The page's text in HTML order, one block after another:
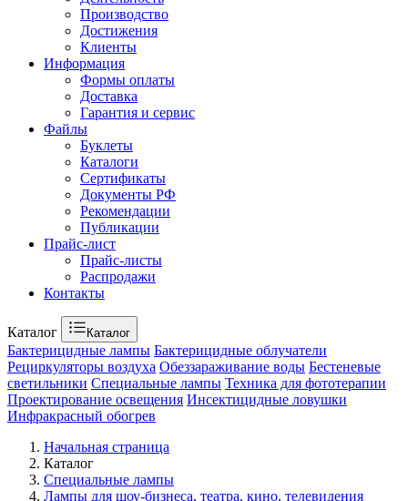
Производство
Достижения
Клиенты
Информация
Формы оплаты
Доставка
Гарантия и сервис
Файлы
Буклеты
Каталоги
Сертификаты
Документы РФ
Рекомендации
Публикации
Прайс-лист
Прайс-листы
Распродажи
Контакты
Каталог Каталог
Бактерицидные лампы Бактерицидные облучатели
Рециркуляторы воздуха Обеззараживание воды Бестеневые
светильники Специальные лампы Техника для фототерапии
Проектирование освещения Инсектицидные ловушки
Инфракрасный обогрев
Начальная страница
Каталог
Специальные лампы
Лампы для шоу-бизнеса, театра, кино, телевидения